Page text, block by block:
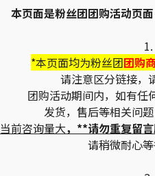
本页面是粉丝团团购活动页
1.
*本页面均为粉丝团团购
请注意区分链接，
团购活动期间内，如有任
发货，售后等相关问
当前咨询量大，**请勿重复留言
请稍微耐心等